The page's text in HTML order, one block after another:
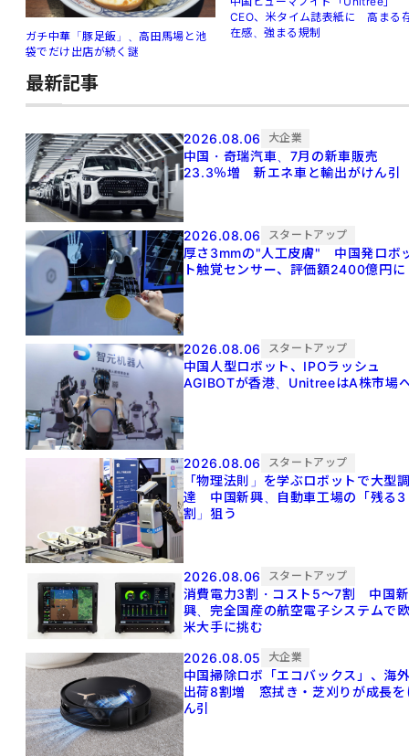
ガチ中華「豚足飯」、高田馬場と池
袋でだけ出店が続く謎
CEO、米タイム誌表紙に 高まる
在感、強まる規制
最新記事
2026.08.06 大企業
中国・奇瑞汽車、7月の新車販売
23.3％増 新エネ車と輸出がけん引
2026.08.06 スタートアップ
厚さ3mmの"人工皮膚" 中国発ロボ
ト触覚センサー、評価額2400億円に
2026.08.06 スタートアップ
中国人型ロボット、IPOラッシュ
AGIBOTが香港、UnitreeはA株市場
2026.08.06 スタートアップ
「物理法則」を学ぶロボットで大型
達 中国新興、自動車工場の「残る3
割」狙う
2026.08.06 スタートアップ
消費電力3割・コスト5〜7割 中国新
興、完全国産の航空電子システムで
米大手に挑む
2026.08.05
大企業
中国掃除ロボ「エコバックス」、海
出荷8割増 窓拭き・芝刈りが成長を
ん引